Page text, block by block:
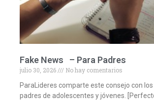
Fake News – Para Padres
julio 30, 2026
No hay comentarios
ParaLideres comparte este consejo con
padres de adolescentes y jóvenes.